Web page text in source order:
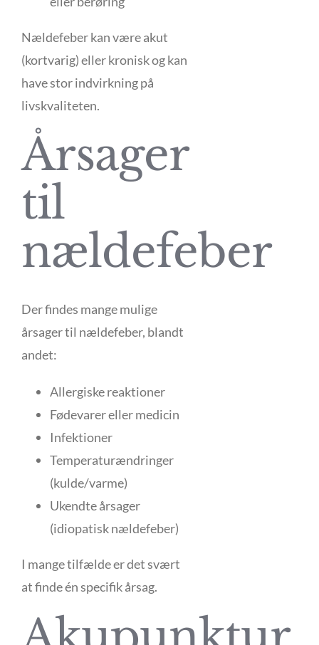
Nældefeber kan være akut
(kortvarig) eller kronisk og kan
have stor indvirkning på
livskvaliteten.
Årsager
til
nældefeber
Der findes mange mulige
årsager til nældefeber, blandt
andet:
Allergiske reaktioner
Fødevarer eller medicin
Infektioner
Temperaturændringer
(kulde/varme)
Ukendte årsager
(idiopatisk nældefeber)
I mange tilfælde er det svært
at finde én specifik årsag.